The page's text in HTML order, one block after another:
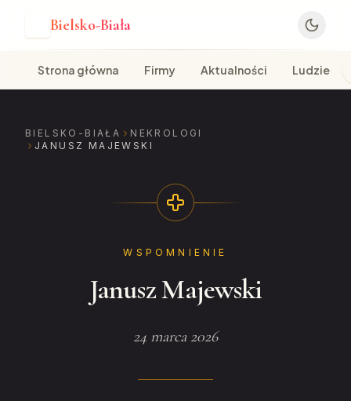
Bielsko-Biała
Strona główna Firmy Aktualności Ludzie
BIELSKO-BIAŁA
NEKROLOGI
JANUSZ MAJEWSKI
WSPOMNIENIE
Janusz Majewski
24 marca 2026